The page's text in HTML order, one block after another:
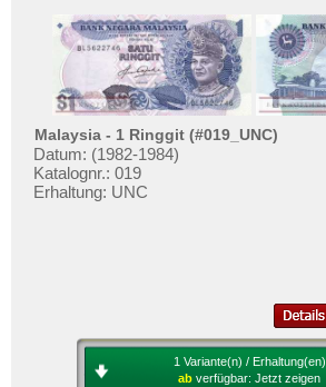
Malaysia - 1 Ringgit (#019_UNC)
Datum: (1982-1984)
Katalognr.: 019
Erhaltung: UNC
1 Variante(n) / Erhaltung(en)
ab verfügbar: Jetzt zeigen